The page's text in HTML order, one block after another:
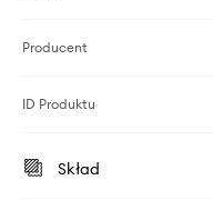
Producent
ID Produktu
Skład